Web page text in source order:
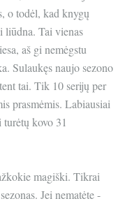
o todėl, kad knygų
liūdna. Tai vienas
aš gi nemėgstu
Sulaukęs naujo sezono
tai. Tik 10 serijų per
prasmėmis. Labiausiai
turėtų kovo 31
magiški. Tikrai
Jei nematėte -